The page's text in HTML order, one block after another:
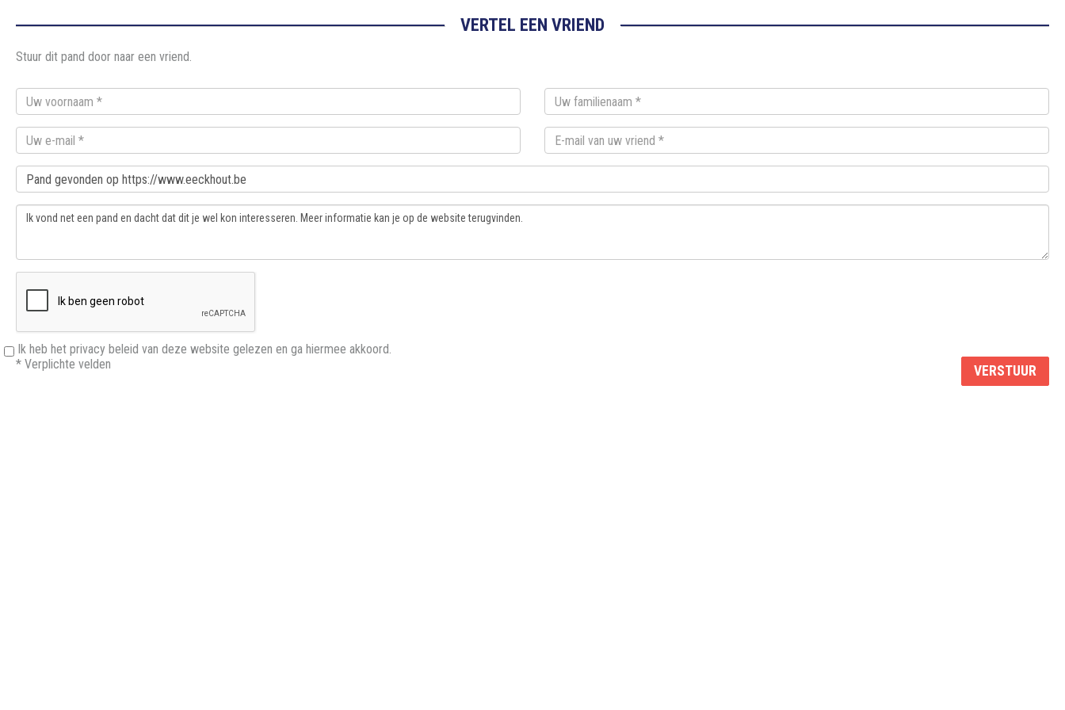
VERTEL EEN VRIEND
Stuur dit pand door naar een vriend.
Ik heb het privacy beleid van deze website gelezen en ga hiermee akkoord.
* Verplichte velden